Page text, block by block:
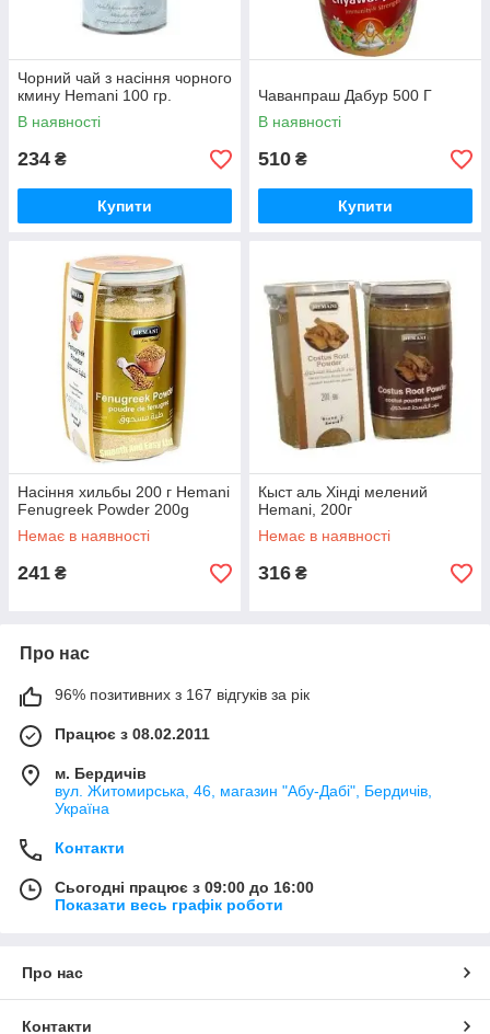
Чорний чай з насіння чорного
кмину Hemani 100 гр.
В наявності
234 ₴
Купити
Чаванпраш Дабур 500 Г
В наявності
510 ₴
Купити
Насіння хильбы 200 г Hemani
Fenugreek Powder 200g
Немає в наявності
241 ₴
Кыст аль Хінді мелений
Hemani, 200г
Немає в наявності
316 ₴
Про нас
96% позитивних з 167 відгуків за рік
Працює з 08.02.2011
м. Бердичів
вул. Житомирська, 46, магазин "Абу-Дабі", Бердичів,
Україна
Контакти
Сьогодні працює з 09:00 до 16:00
Показати весь графік роботи
Про нас
Контакти